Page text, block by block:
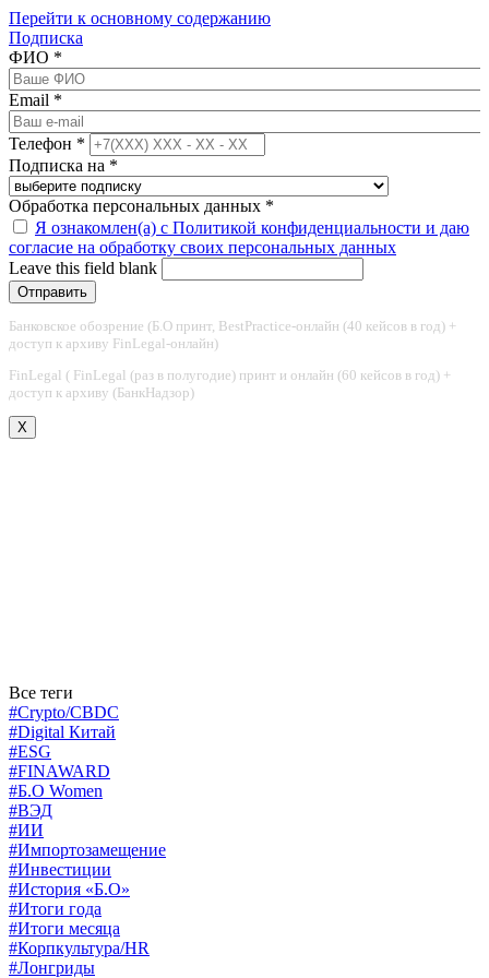
Перейти к основному содержанию
Подписка
ФИО *
Email *
Телефон *
Подписка на *
Обработка персональных данных *
Я ознакомлен(а) с Политикой конфиденциальности и даю
согласие на обработку своих персональных данных
Leave this field blank
Банковское обозрение (Б.О принт, BestPractice-онлайн (40 кейсов в год) +
доступ к архиву FinLegal-онлайн)
FinLegal ( FinLegal (раз в полугодие) принт и онлайн (60 кейсов в год) +
доступ к архиву (БанкНадзор)
X
Все теги
#Crypto/CBDC
#Digital Китай
#ESG
#FINAWARD
#Б.О Women
#ВЭД
#ИИ
#Импортозамещение
#Инвестиции
#История «Б.О»
#Итоги года
#Итоги месяца
#Корпкультура/HR
#Лонгриды